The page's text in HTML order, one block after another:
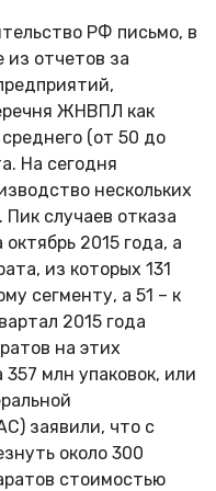
РФ письмо, в
из отчетов за
ЖНВПЛ как
(от 50 до
На сегодня
нескольких
случаев отказа
2015 года, а
из которых 131
сегменту, а 51 – к
2015 года
на этих
млн упаковок, или
заявили, что с
около 300
стоимостью